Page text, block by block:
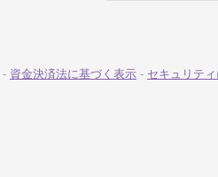
- 資金決済法に基づく表示 - セキュリテ